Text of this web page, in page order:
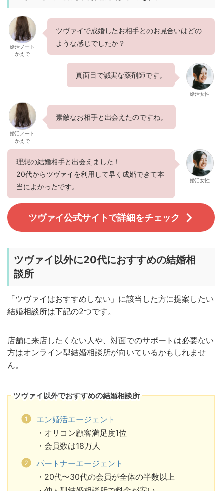
婚活ノート
かえで
ツヴァイで成婚したお相手とのお見合いはどの
ような感じでしたか？
真面目で誠実な薬剤師です。
婚活女性
婚活ノート
かえで
素敵なお相手と出会えたのですね。
理想の結婚相手と出会えました！
20代からツヴァイを利用して早く成婚できて本
当によかったです。
婚活女性
ツヴァイ公式サイトで詳細をチェック
ツヴァイ以外に20代におすすめの結婚相
談所
「ツヴァイはおすすめしない」 に該当した方に提案したい
結婚相談所は下記の2つです。
店舗に来店したくない人や、対面でのサポートは必要ない
方はオンライン型結婚相談所が向いているかもしれませ
ん。
ツヴァイ以外でおすすめの結婚相談所
エン婚活エージェント
・オリコン顧客満足度1位
・会員数は18万人
パートナーエージェント
・20代〜30代の会員が全体の半数以上